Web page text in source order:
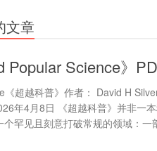
文章
Popular Science》
《超越科普》作者： David H
年4月8日 《超越科普》并非一
罕见且刻意打破常规的领域：一